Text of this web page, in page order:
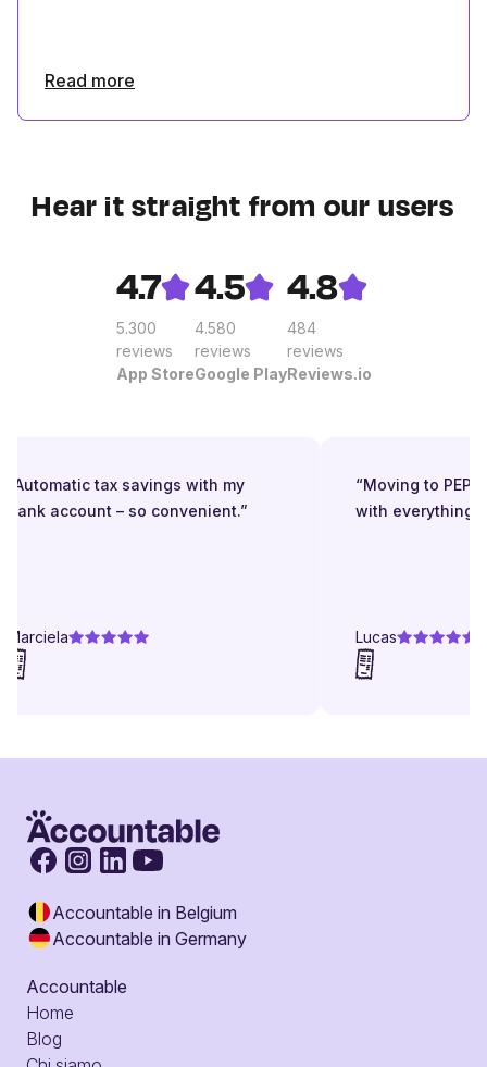
Read more
Hear it straight from our users
4.7
5.300
reviews
App Store
4.5
4.580
reviews
Google Play
4.8
484
reviews
Reviews.io
“Automatic tax savings with my
bank account – so convenient.”
Marciela
“Moving to
with everything
Lucas
Accountable in Belgium
Accountable in Germany
Accountable
Home
Blog